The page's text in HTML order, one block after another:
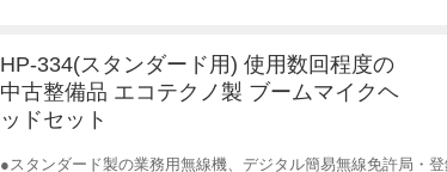
HP-334(スタンダード用) 使用数回程度の
中古整備品 エコテクノ製 ブームマイクヘ
ッドセット
●スタンダード製の業務用無線機、デジタル簡易無線免許局・